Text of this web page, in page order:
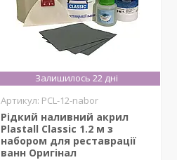
Залишилось 22 дні
PCL-12-nabor
Рідкий наливний акрил
Plastall Classic 1.2 м з
набором для реставрації
ванн Оригінал